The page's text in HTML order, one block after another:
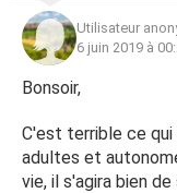
une participation
Maintenant je sens
chez sa copine
les raiseaux
leur
ma fille la plus
Utilisateur
6 juin 2019 à
Bonsoir,
C'est terrible ce
adultes et
vie, il s'agira bien